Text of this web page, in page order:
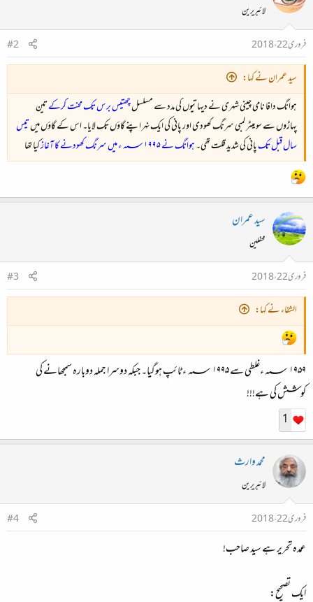
لائبریرین
فروری 22، 2018
#2
سید عمران نے کہا:
ہوانگ دافا نامی چینی شہری نے دیہاتیوں کی مدد سے مسلسلچھتیس برس تک محنت کرکےتین
پہاڑوں سے سو میٹر لمبی سرنگ کھودی اور پانی کی ایک نہر اپنے گاؤں تک لایا۔ اس کے گاؤں میںتیس
سال قبل تکپانی کی شدید قلت تھی۔ہوانگ نے ؁۱۹۹۵ ء میں سرنگ کھودنے کا آغاز کیا تھا
سید عمران
محفلین
فروری 22، 2018
#3
الشفاء نے کہا:
۱۹۵۹ ؁ءغلطی سے ۱۹۹۵ ؁ ء ٹائپ ہوگیا۔ جبکہ دوسرا جملہ دوبارہ سمجھانے کی
کوشش کی ہے!!!
1
محمد وارث
لائبریرین
فروری 22، 2018
#4
عمدہ تحریر ہے سید صاحب!
ایک تصحیح: